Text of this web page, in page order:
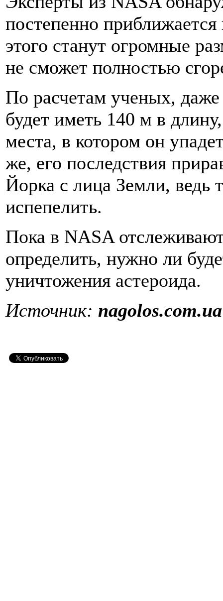
постепенно
этого станут огромные
не сможет полностью
По расчетам ученых,
будет иметь 140 м в
места, в котором он
же, его последствия
Йорка с лица Земли, ведь
испепелить.
Пока в NASA
определить, нужно ли
уничтожения астероида.
Источник: nagolos.com.ua